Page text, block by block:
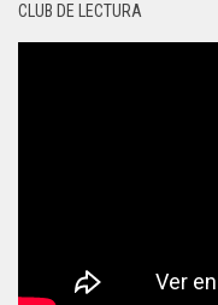
CLUB DE LECTURA